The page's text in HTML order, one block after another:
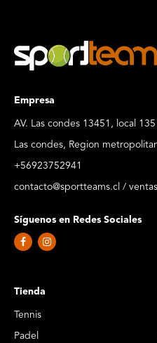
Empresa
AV. Las condes 13451, local 135
Las condes, Region
+56923752941
contacto@sportteams.cl /
Síguenos en Redes Sociales
Tienda
Tennis
Padel